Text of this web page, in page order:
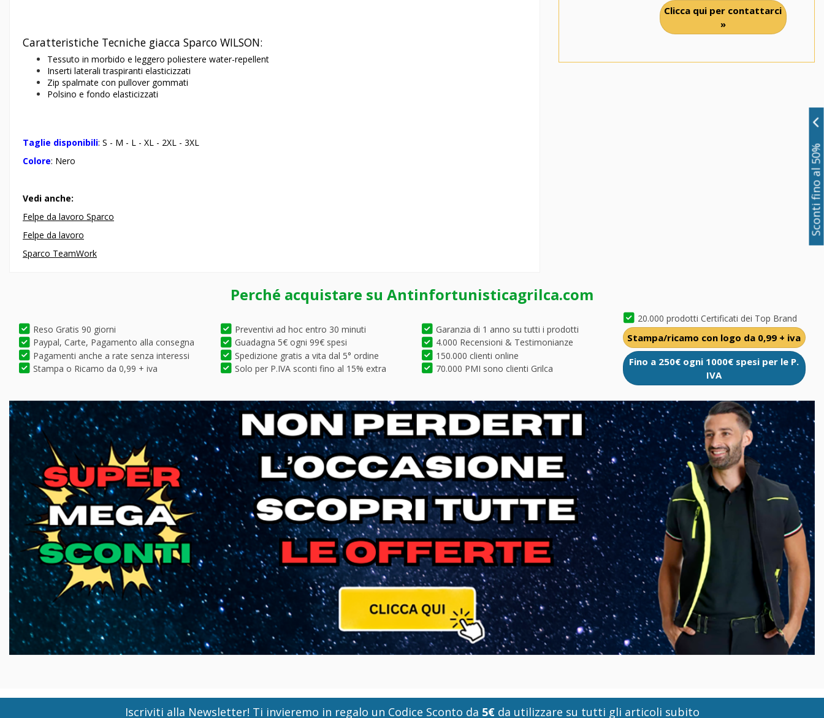
Caratteristiche Tecniche giacca Sparco WILSON:
Tessuto in morbido e leggero poliestere water-repellent
Inserti laterali traspiranti elasticizzati
Zip spalmate con pullover gommati
Polsino e fondo elasticizzati
Taglie disponibili: S - M - L - XL - 2XL - 3XL
Colore: Nero
Vedi anche:
Felpe da lavoro Sparco
Felpe da lavoro
Sparco TeamWork
Clicca qui per contattarci
»
Perché acquistare su Antinfortunisticagrilca.com
Reso Gratis 90 giorni
Paypal, Carte, Pagamento alla consegna
Pagamenti anche a rate senza interessi
Stampa o Ricamo da 0,99 + iva
Preventivi ad hoc entro 30 minuti
Guadagna 5€ ogni 99€ spesi
Spedizione gratis a vita dal 5° ordine
Solo per P.IVA sconti fino al 15% extra
Garanzia di 1 anno su tutti i prodotti
4.000 Recensioni & Testimonianze
150.000 clienti online
70.000 PMI sono clienti Grilca
20.000 prodotti Certificati dei Top Brand
Stampa/ricamo con logo da 0,99 + iva
Fino a 250€ ogni 1000€ spesi per le P.
IVA
Iscriviti alla Newsletter! Ti invieremo in regalo un Codice Sconto da 5€da utilizzare su tutti gli articoli subito
Sconti fino al 50%